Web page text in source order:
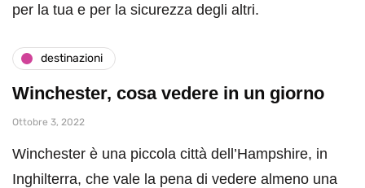
per la tua e per la sicurezza degli altri.
destinazioni
Winchester, cosa vedere in un giorno
Ottobre 3, 2022
Winchester è una piccola città dell’Hampshire, in
Inghilterra, che vale la pena di vedere almeno una